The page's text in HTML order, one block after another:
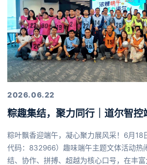
2026.06.22
粽趣集结，聚力同行｜道尔智
粽叶飘香迎端午，凝心聚力展风采！6月18
代码：832966）趣味端午主题文体活动热
结、协作、拼搏、超越为核心口号，在丰